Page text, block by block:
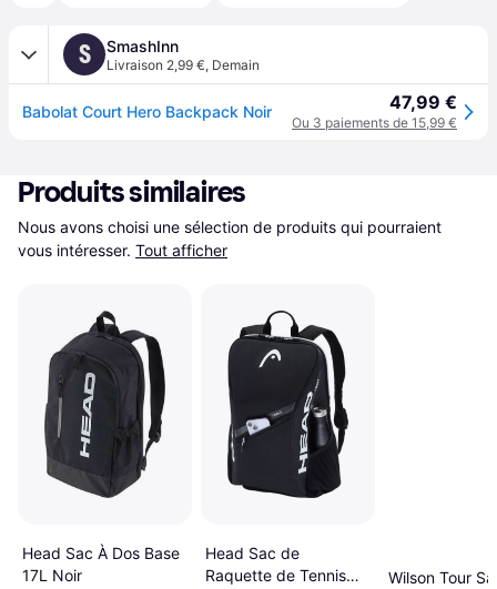
S SmashInn
Livraison 2,99 €, Demain
Babolat Court Hero Backpack Noir 47,99 €
Ou 3 paiements de 15,99 €
Produits similaires
Nous avons choisi une sélection de produits qui pourraient
vous intéresser. Tout afficher
Head Sac À Dos Base
17L Noir
Head Sac de
Raquette de Tennis
Wilson Tour